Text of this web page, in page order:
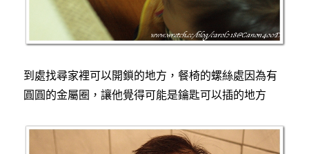
到處找尋家裡可以開鎖的地方，餐椅的螺絲處因為有
圓圓的金屬圈，讓他覺得可能是鑰匙可以插的地方